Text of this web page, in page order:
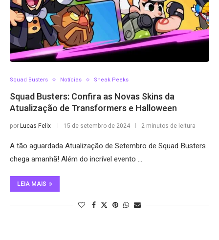
Squad Busters Notícias Sneak Peeks
Squad Busters: Confira as Novas Skins da
Atualização de Transformers e Halloween
porLucas Felix 15 de setembro de 2024 2 minutos de leitura
A tão aguardada Atualização de Setembro de Squad Busters
chega amanhã! Além do incrível evento …
LEIA MAIS